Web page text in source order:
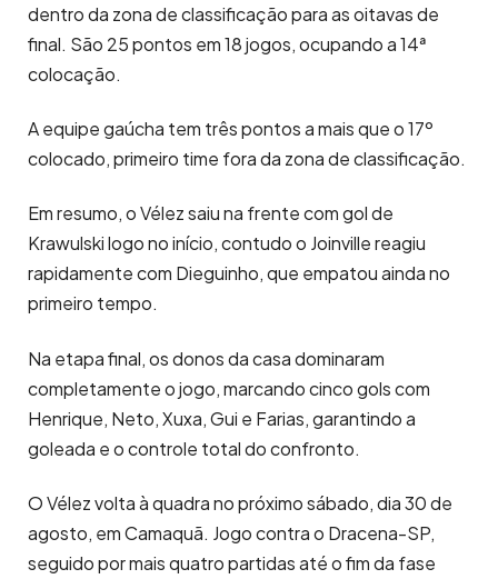
dentro da zona de classificação para as oitavas de
final. São 25 pontos em 18 jogos, ocupando a 14ª
colocação.
A equipe gaúcha tem três pontos a mais que o 17º
colocado, primeiro time fora da zona de classificação.
Em resumo, o Vélez saiu na frente com gol de
Krawulski logo no início, contudo o Joinville reagiu
rapidamente com Dieguinho, que empatou ainda no
primeiro tempo.
Na etapa final, os donos da casa dominaram
completamente o jogo, marcando cinco gols com
Henrique, Neto, Xuxa, Gui e Farias, garantindo a
goleada e o controle total do confronto.
O Vélez volta à quadra no próximo sábado, dia 30 de
agosto, em Camaquã. Jogo contra o Dracena-SP,
seguido por mais quatro partidas até o fim da fase